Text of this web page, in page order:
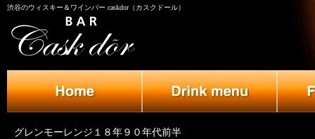
渋谷のウィスキー＆ワインバー caskdor（カスクドール）
グレンモーレンジ１８年９０年代前半